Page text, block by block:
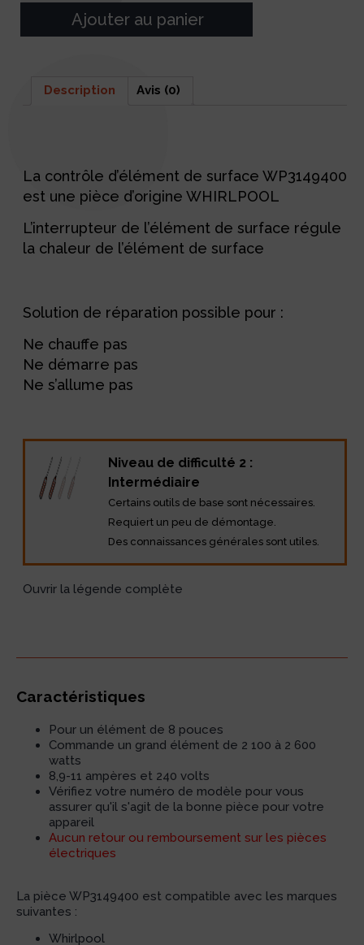
Ajouter au panier
Description Avis (0)
La contrôle d’élément de surface WP3149400
est une pièce d’origine WHIRLPOOL
L’interrupteur de l’élément de surface régule
la chaleur de l’élément de surface
Solution de réparation possible pour :
Ne chauffe pas
Ne démarre pas
Ne s’allume pas
Niveau de difficulté 2 :
Intermédiaire
Certains outils de base sont nécessaires.
Requiert un peu de démontage.
Des connaissances générales sont utiles.
Ouvrir la légende complète
Caractéristiques
Pour un élément de 8 pouces
Commande un grand élément de 2 100 à 2 600
watts
8,9-11 ampères et 240 volts
Vérifiez votre numéro de modèle pour vous
assurer qu'il s'agit de la bonne pièce pour votre
appareil
Aucun retour ou remboursement sur les pièces
électriques
La pièce WP3149400 est compatible avec les marques
suivantes :
Whirlpool